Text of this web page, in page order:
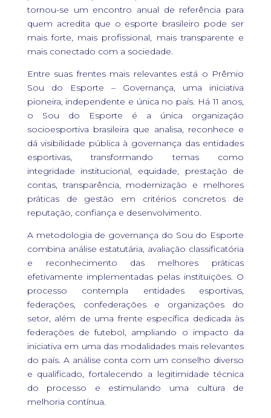
tornou-se um encontro anual de referência para
quem acredita que o esporte brasileiro pode ser
mais forte, mais profissional, mais transparente e
mais conectado com a sociedade.
Entre suas frentes mais relevantes está o Prêmio
Sou do Esporte – Governança, uma iniciativa
pioneira, independente e única no país. Há 11 anos,
o Sou do Esporte é a única organização
socioesportiva brasileira que analisa, reconhece e
dá visibilidade pública à governança das entidades
esportivas, transformando temas como
integridade institucional, equidade, prestação de
contas, transparência, modernização e melhores
práticas de gestão em critérios concretos de
reputação, confiança e desenvolvimento.
A metodologia de governança do Sou do Esporte
combina análise estatutária, avaliação classificatória
e reconhecimento das melhores práticas
efetivamente implementadas pelas instituições. O
processo contempla entidades esportivas,
federações, confederações e organizações do
setor, além de uma frente específica dedicada às
federações de futebol, ampliando o impacto da
iniciativa em uma das modalidades mais relevantes
do país. A análise conta com um conselho diverso
e qualificado, fortalecendo a legitimidade técnica
do processo e estimulando uma cultura de
melhoria contínua.